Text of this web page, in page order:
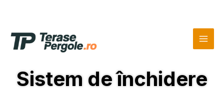
content
Sistem de închidere